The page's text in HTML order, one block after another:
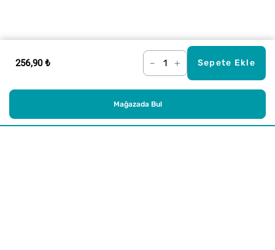
256,90 ₺ – + Sepete Ekle
Mağazada Bul